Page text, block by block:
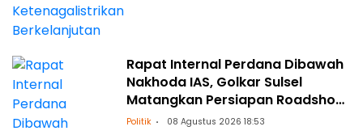
Rapat Internal Perdana Dibawah
Nakhoda IAS, Golkar Sulsel
Matangkan Persiapan Roadshow
ke Daerah
Politik 08 Agustus 2026 18:53